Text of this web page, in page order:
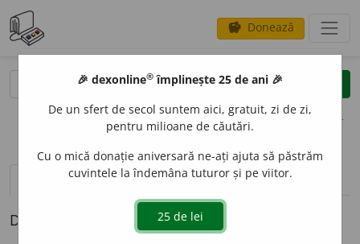
savings Donează
clear
opțiuni
definiții (1) pronunțievolume_up (3)
Definiția cu ID-ul 260852:
🎉 dexonline® împlinește 25 de ani 🎉
De un sfert de secol suntem aici, gratuit, zi de zi,
pentru milioane de căutări.
Cu o mică donație aniversară ne-ați ajuta să păstrăm
cuvintele la îndemâna tuturor și pe viitor.